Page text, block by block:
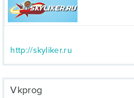
http://skyliker.ru
Vkprog